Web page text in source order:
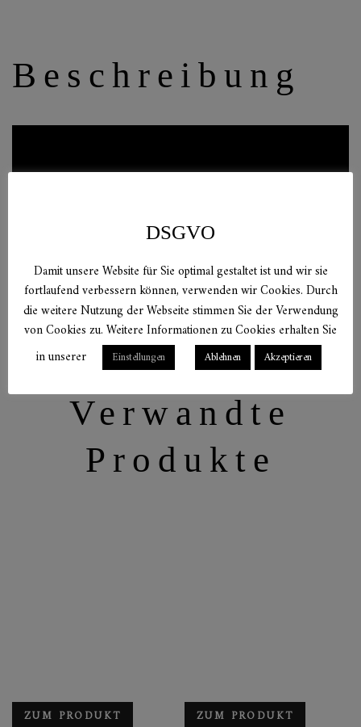
Beschreibung
Verwandte
Produkte
ZUM PRODUKT ZUM PRODUKT
DSGVO
Damit unsere Website für Sie optimal gestaltet ist und wir sie
fortlaufend verbessern können, verwenden wir Cookies. Durch
die weitere Nutzung der Webseite stimmen Sie der Verwendung
von Cookies zu. Weitere Informationen zu Cookies erhalten Sie
in unserer
Einstellungen Ablehnen Akzeptieren